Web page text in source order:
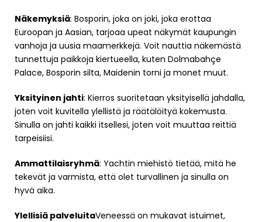
Näkemyksiä: Bosporin, joka on joki, joka erottaa
Euroopan ja Aasian, tarjoaa upeat näkymät kaupungin
vanhoja ja uusia maamerkkejä. Voit nauttia näkemästä
tunnettuja paikkoja kiertueella, kuten Dolmabahçe
Palace, Bosporin silta, Maidenin torni ja monet muut.
Yksityinen jahti: Kierros suoritetaan yksityisellä jahdalla,
joten voit kuvitella ylellistä ja räätälöityä kokemusta.
Sinulla on jahti kaikki itsellesi, joten voit muuttaa reittiä
tarpeisiisi.
Ammattilaisryhmä: Yachtin miehistö tietää, mitä he
tekevät ja varmista, että olet turvallinen ja sinulla on
hyvä aika.
Ylellisiä palveluitaVeneessä on mukavat istuimet,